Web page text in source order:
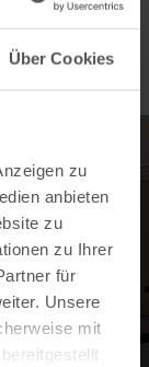
Über Cookies
zu
anbieten
zu
zu Ihrer
für
Unsere
mit